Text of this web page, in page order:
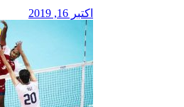
اکتبر 16, 2019